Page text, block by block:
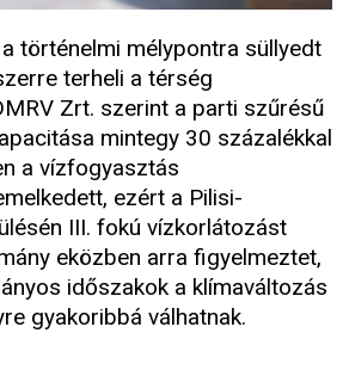
történelmi mélypontra süllyedt
terheli a térség
Zrt. szerint a parti szűrésű
mintegy 30 százalékkal
a vízfogyasztás
ezért a Pilisi-
III. fokú vízkorlátozást
eközben arra figyelmeztet,
időszakok a klímaváltozás
gyakoribbá válhatnak.